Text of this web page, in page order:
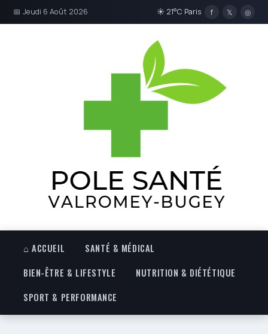
📅 Jeudi 6 Août 2026 ☀ 21°C Paris f 𝕏 ◎
⌂ ACCUEIL
SANTÉ & MÉDICAL
BIEN-ÊTRE & LIFESTYLE
NUTRITION & DIÉTÉTIQUE
SPORT & PERFORMANCE